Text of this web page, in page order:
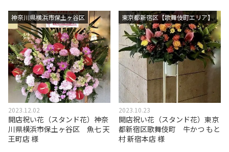
神奈川県横浜市保土ヶ谷区
2023.12.02
開店祝い花（スタンド花）神奈
川県横浜市保土ヶ谷区 魚七 天
王町店 様
東京都新宿区【歌舞伎町エリア】
2023.10.23
開店祝い花（スタンド花）東京
都新宿区歌舞伎町 牛かつ もと
村 新宿本店 様